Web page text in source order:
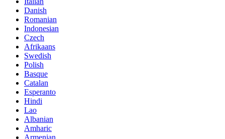
Danish
Romanian
Indonesian
Czech
Afrikaans
Swedish
Polish
Basque
Catalan
Esperanto
Hindi
Lao
Albanian
Amharic
Armenian